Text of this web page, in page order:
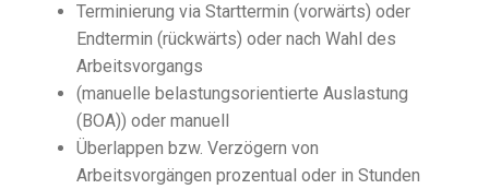
Terminierung via Starttermin (vorwärts) oder
Endtermin (rückwärts) oder nach Wahl des
Arbeitsvorgangs
(manuelle belastungsorientierte Auslastung
(BOA)) oder manuell
Überlappen bzw. Verzögern von
Arbeitsvorgängen prozentual oder in Stunden